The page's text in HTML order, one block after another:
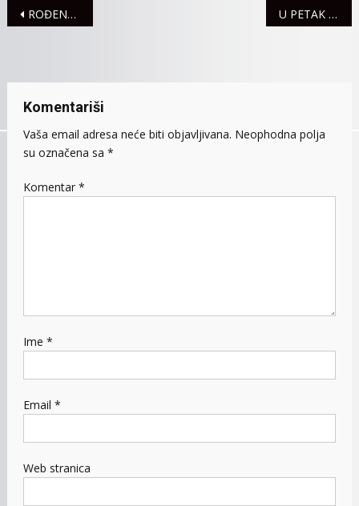
Navigacija
ROĐENO 30 BEBA U PETAK FESTIVAL BESEDNIŠTVA
Komentariši
Vaša email adresa neće biti objavljivana. Neophodna polja
su označena sa *
Komentar *
Ime *
Email *
Web stranica